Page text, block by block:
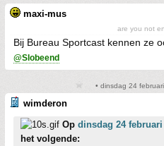
maxi-mus
are you not
Bij Bureau Sportcast kennen ze
@Slobeend
• dinsdag 24
wimderon
Op dinsdag 24 februari
het volgende: